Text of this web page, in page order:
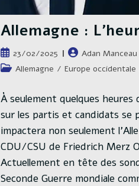
Allemagne :
Publication
publiée :
23/02/2025
Auteur/autrice
de
Adan Manceau
PostAllemagne / Europe occidentale
À seulement quelques
sur les partis et candidats se
impactera non seulement
CDU/CSU de Friedrich
Actuellement en tête des
Seconde Guerre mondiale